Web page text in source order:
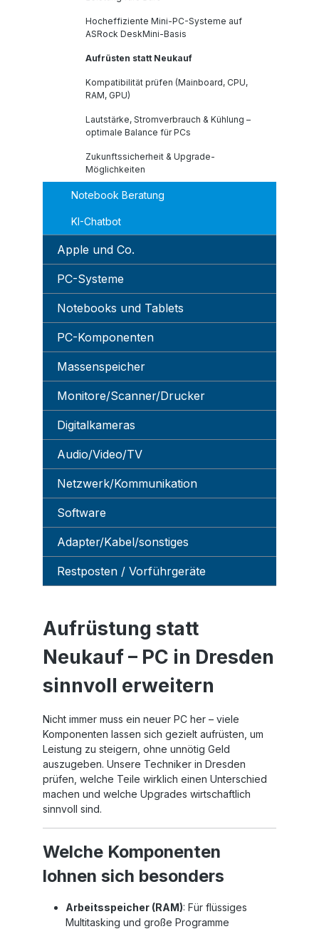
Hocheffiziente Mini-PC-Systeme auf
ASRock DeskMini-Basis
Aufrüsten statt Neukauf
Kompatibilität prüfen (Mainboard, CPU,
RAM, GPU)
Lautstärke, Stromverbrauch & Kühlung –
optimale Balance für PCs
Zukunftssicherheit & Upgrade-
Möglichkeiten
Notebook Beratung
KI-Chatbot
Apple und Co.
PC-Systeme
Notebooks und Tablets
PC-Komponenten
Massenspeicher
Monitore/Scanner/Drucker
Digitalkameras
Audio/Video/TV
Netzwerk/Kommunikation
Software
Adapter/Kabel/sonstiges
Restposten / Vorführgeräte
Aufrüstung statt
Neukauf – PC in Dresden
sinnvoll erweitern
Nicht immer muss ein neuer PC her – viele
Komponenten lassen sich gezielt aufrüsten, um
Leistung zu steigern, ohne unnötig Geld
auszugeben. Unsere Techniker in Dresden
prüfen, welche Teile wirklich einen Unterschied
machen und welche Upgrades wirtschaftlich
sinnvoll sind.
Welche Komponenten
lohnen sich besonders
Arbeitsspeicher (RAM): Für flüssiges
Multitasking und große Programme